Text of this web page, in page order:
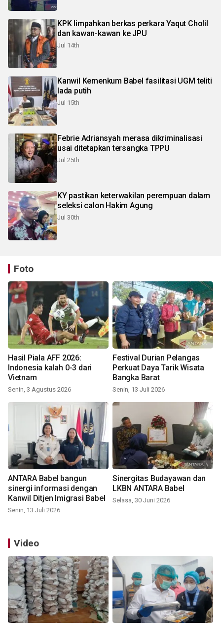
KPK limpahkan berkas perkara Yaqut Cholil
dan kawan-kawan ke JPU
Jul 14th
Kanwil Kemenkum Babel fasilitasi UGM teliti
lada putih
Jul 15th
Febrie Adriansyah merasa dikriminalisasi
usai ditetapkan tersangka TPPU
Jul 25th
KY pastikan keterwakilan perempuan dalam
seleksi calon Hakim Agung
Jul 30th
Foto
Hasil Piala AFF 2026:
Indonesia kalah 0-3 dari
Vietnam
Senin, 3 Agustus 2026
Festival Durian Pelangas
Perkuat Daya Tarik Wisata
Bangka Barat
Senin, 13 Juli 2026
ANTARA Babel bangun
sinergi informasi dengan
Kanwil Ditjen Imigrasi Babel
Senin, 13 Juli 2026
Sinergitas Budayawan dan
LKBN ANTARA Babel
Selasa, 30 Juni 2026
Video